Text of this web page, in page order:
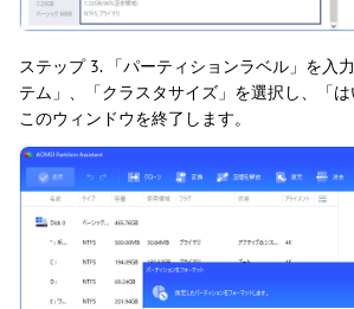
ステップ 3. 「パーティションラベル」を入
テム」、「クラスタサイズ」を選択し、「
このウィンドウを終了します。